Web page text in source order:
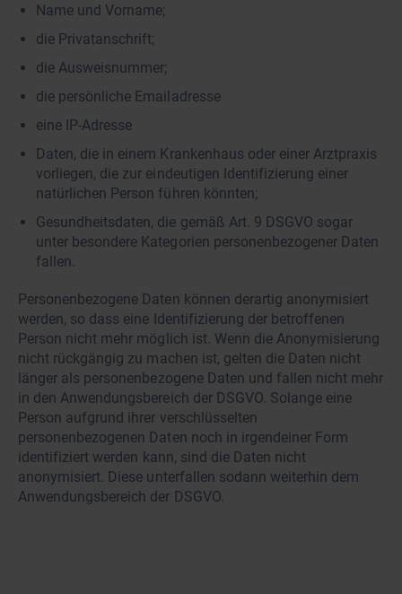
Name und Vorname;
die Privatanschrift;
die Ausweisnummer;
die persönliche Emailadresse
eine IP-Adresse
Daten, die in einem Krankenhaus oder einer Arztpraxis
vorliegen, die zur eindeutigen Identifizierung einer
natürlichen Person führen könnten;
Gesundheitsdaten, die gemäß Art. 9 DSGVO sogar
unter besondere Kategorien personenbezogener Daten
fallen.
Personenbezogene Daten können derartig anonymisiert
werden, so dass eine Identifizierung der betroffenen
Person nicht mehr möglich ist. Wenn die Anonymisierung
nicht rückgängig zu machen ist, gelten die Daten nicht
länger als personenbezogene Daten und fallen nicht mehr
in den Anwendungsbereich der DSGVO. Solange eine
Person aufgrund ihrer verschlüsselten
personenbezogenen Daten noch in irgendeiner Form
identifiziert werden kann, sind die Daten nicht
anonymisiert. Diese unterfallen sodann weiterhin dem
Anwendungsbereich der DSGVO.